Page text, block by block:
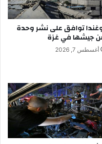
توافق على نشر وحدة
جيشها في غزة
أغسطس 7, 2026